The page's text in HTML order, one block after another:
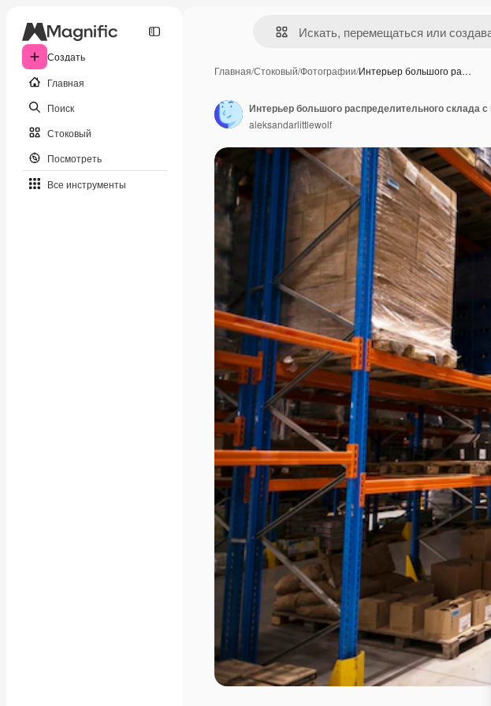
Создать
Главная
Поиск
Стоковый
Посмотреть
Все инструменты
Главная/Стоковый/Фотографии/Интерьер большого ра…
aleksandarlittlewolf